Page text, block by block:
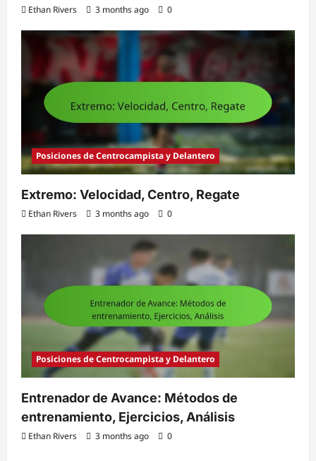
Ethan Rivers 3 months ago 0
Posiciones de Centrocampista y Delantero
Extremo: Velocidad, Centro, Regate
Ethan Rivers 3 months ago 0
Posiciones de Centrocampista y Delantero
Entrenador de Avance: Métodos de
entrenamiento, Ejercicios, Análisis
Ethan Rivers 3 months ago 0